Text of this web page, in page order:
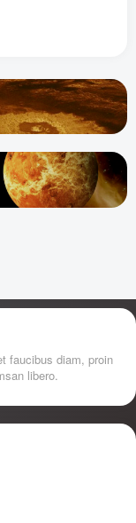
faucibus diam, proin
libero.